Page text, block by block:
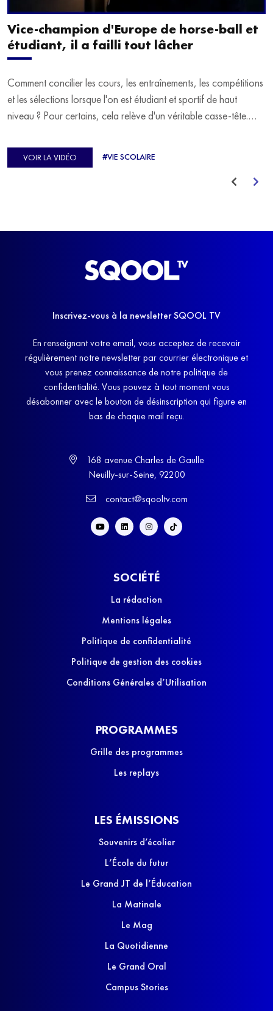
Vice-champion d'Europe de horse-ball et
étudiant, il a failli tout lâcher
Comment concilier les cours, les entraînements, les compétitions
et les sélections lorsque l'on est étudiant et sportif de haut
niveau ? Pour certains, cela relève d'un véritable casse-tête.
d'Europe de Horse-ball, qui a failli abandonner ses études
avant de trouver un nouvel équilibre.
VOIR LA VIDÉO #VIE SCOLAIRE
Inscrivez-vous à la newsletter SQOOL TV
En renseignant votre email, vous acceptez de recevoir
régulièrement notre newsletter par courrier électronique et
vous prenez connaissance de notre politique de
confidentialité. Vous pouvez à tout moment vous
désabonner avec le bouton de désinscription qui figure en
bas de chaque mail reçu.
168 avenue Charles de Gaulle
Neuilly-sur-Seine, 92200
contact@sqooltv.com
SOCIÉTÉ
La rédaction
Mentions légales
Politique de confidentialité
Politique de gestion des cookies
Conditions Générales d’Utilisation
PROGRAMMES
Grille des programmes
Les replays
LES ÉMISSIONS
Souvenirs d’écolier
L’École du futur
Le Grand JT de l’Éducation
La Matinale
Le Mag
La Quotidienne
Le Grand Oral
Campus Stories